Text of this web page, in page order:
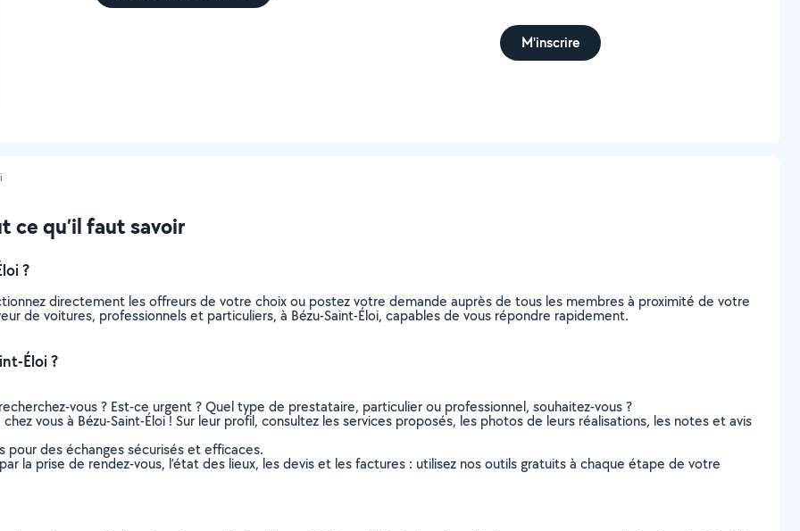
M'inscrire
ce qu’il faut savoir
?
directement les offreurs de votre choix ou postez votre demande auprès de tous les membres à proximité de votre
de voitures, professionnels et particuliers, à Bézu-Saint-Éloi, capables de vous répondre rapidement.
Éloi ?
vous ? Est-ce urgent ? Quel type de prestataire, particulier ou professionnel, souhaitez-vous ?
vous à Bézu-Saint-Éloi ! Sur leur profil, consultez les services proposés, les photos de leurs réalisations, les notes et avis
pour des échanges sécurisés et efficaces.
la prise de rendez-vous, l’état des lieux, les devis et les factures : utilisez nos outils gratuits à chaque étape de votre